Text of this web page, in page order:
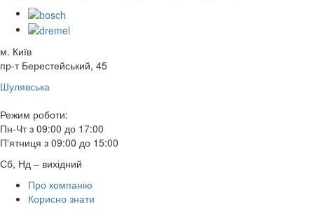
м. Київ
пр-т Берестейський, 45
Шулявська
Режим роботи:
Пн-Чт з 09:00 до 17:00
П'ятниця з 09:00 до 15:00
Сб, Нд – вихідний
Про компанію
Корисно знати